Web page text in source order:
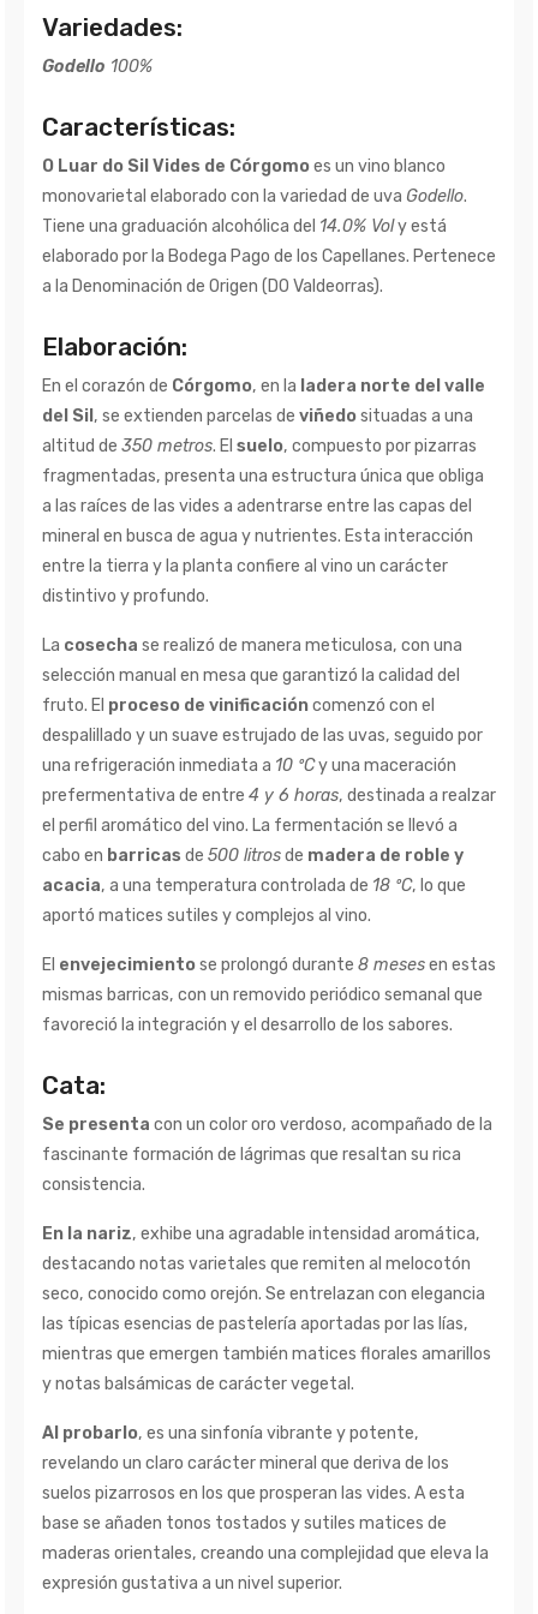
Variedades:
Godello 100%
Características:
O Luar do Sil Vides de Córgomoes un vino blanco
monovarietal elaborado con la variedad de uva Godello.
Tiene una graduación alcohólica del 14.0% Voly está
elaborado por la Bodega Pago de los Capellanes. Pertenece
a la Denominación de Origen (DO Valdeorras).
Elaboración:
En el corazón de Córgomo, en la ladera norte del valle
del Sil , se extienden parcelas de viñedosituadas a una
altitud de 350 metros. El suelo, compuesto por pizarras
fragmentadas, presenta una estructura única que obliga
a las raíces de las vides a adentrarse entre las capas del
mineral en busca de agua y nutrientes. Esta interacción
entre la tierra y la planta confiere al vino un carácter
distintivo y profundo.
La cosecha se realizó de manera meticulosa, con una
selección manual en mesa que garantizó la calidad del
fruto. El proceso de vinificacióncomenzó con el
despalillado y un suave estrujado de las uvas, seguido por
una refrigeración inmediata a 10 ºCy una maceración
prefermentativa de entre 4 y 6 horas, destinada a realzar
el perfil aromático del vino. La fermentación se llevó a
cabo en barricas de 500 litrosde madera de roble y
acacia, a una temperatura controlada de 18 ºC, lo que
aportó matices sutiles y complejos al vino.
El envejecimientose prolongó durante 8 mesesen estas
mismas barricas, con un removido periódico semanal que
favoreció la integración y el desarrollo de los sabores.
Cata:
Se presenta con un color oro verdoso, acompañado de la
fascinante formación de lágrimas que resaltan su rica
consistencia.
En la nariz, exhibe una agradable intensidad aromática,
destacando notas varietales que remiten al melocotón
seco, conocido como orejón. Se entrelazan con elegancia
las típicas esencias de pastelería aportadas por las lías,
mientras que emergen también matices florales amarillos
y notas balsámicas de carácter vegetal.
Al probarlo, es una sinfonía vibrante y potente,
revelando un claro carácter mineral que deriva de los
suelos pizarrosos en los que prosperan las vides. A esta
base se añaden tonos tostados y sutiles matices de
maderas orientales, creando una complejidad que eleva la
expresión gustativa a un nivel superior.